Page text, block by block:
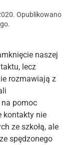
. Opublikowano
.
naszej
lecz
rozmawiają z
pomoc
kontakty nie
ze szkołą, ale
spędzonego